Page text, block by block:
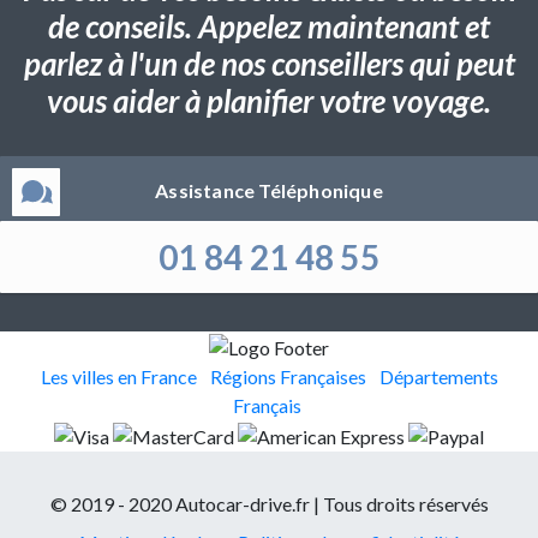
de conseils. Appelez maintenant et
parlez à l'un de nos conseillers qui peut
vous aider à planifier votre voyage.
Assistance Téléphonique
01 84 21 48 55
Les villes en France Régions Françaises
Départements
Français
© 2019 - 2020 Autocar-drive.fr | Tous droits réservés